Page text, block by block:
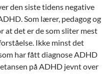
den siste tidens negative
Som lærer, pedagog og
at det er de som sliter mest
Ikke minst det
har fått diagnose ADHD
på ADHD jevnt over